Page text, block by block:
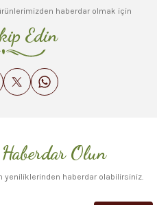
haberdar olmak için
Edin
Olun
yeniliklerinden haberdar olabilirsiniz.